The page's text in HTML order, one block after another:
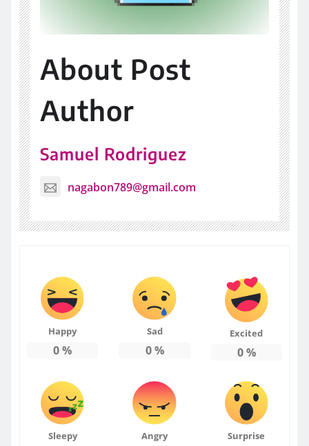
About Post
Author
Samuel Rodriguez
nagabon789@gmail.com
Happy
0%
Sad
0%
Excited
0%
Sleepy Angry Surprise